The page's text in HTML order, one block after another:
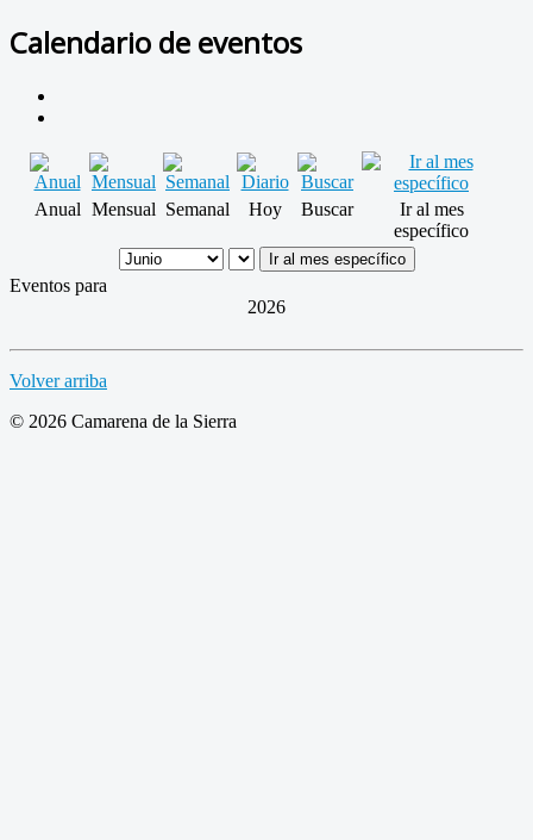
Calendario de eventos
Anual Mensual Semanal Hoy Buscar
Ir al mes
específico
Ir al mes específico
Eventos para
2026
Volver arriba
© 2026 Camarena de la Sierra